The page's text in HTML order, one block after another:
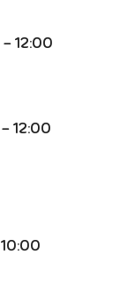
-12:00
-12:00
10:00